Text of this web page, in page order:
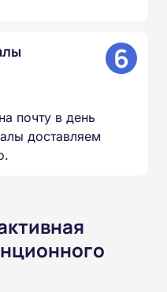
6
почту в день
доставляем